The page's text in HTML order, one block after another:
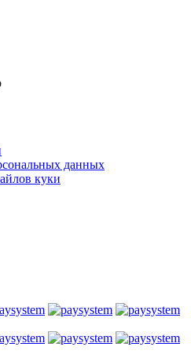
данных
куки